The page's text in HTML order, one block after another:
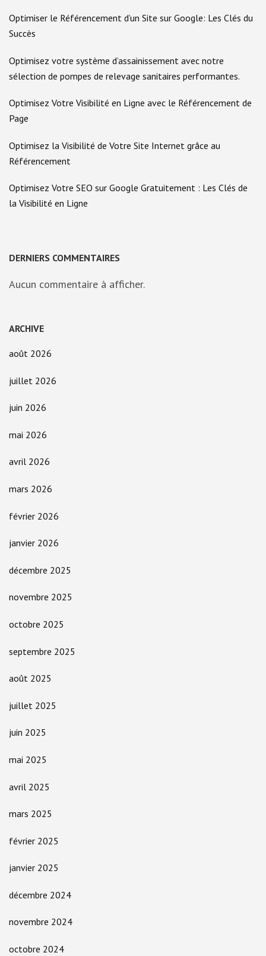
Optimiser le Référencement d’un Site sur Google: Les Clés du
Succès
Optimisez votre système d’assainissement avec notre
sélection de pompes de relevage sanitaires performantes.
Optimisez Votre Visibilité en Ligne avec le Référencement de
Page
Optimisez la Visibilité de Votre Site Internet grâce au
Référencement
Optimisez Votre SEO sur Google Gratuitement : Les Clés de
la Visibilité en Ligne
DERNIERS COMMENTAIRES
Aucun commentaire à afficher.
ARCHIVE
août 2026
juillet 2026
juin 2026
mai 2026
avril 2026
mars 2026
février 2026
janvier 2026
décembre 2025
novembre 2025
octobre 2025
septembre 2025
août 2025
juillet 2025
juin 2025
mai 2025
avril 2025
mars 2025
février 2025
janvier 2025
décembre 2024
novembre 2024
octobre 2024